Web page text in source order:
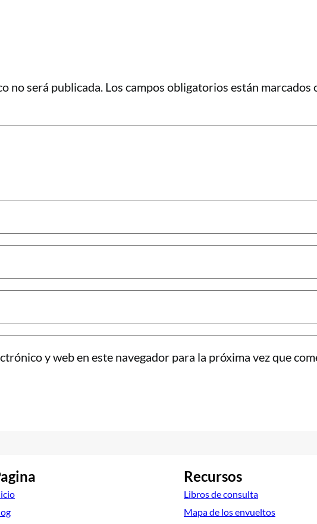
no será publicada. Los campos obligatorios están marcados
y web en este navegador para la próxima vez que
Recursos
Libros de consulta
Mapa de los envueltos